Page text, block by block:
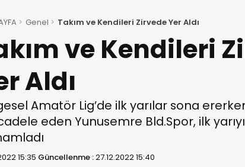
Genel Takım ve Kendileri Zirvede Yer Aldı
ve Kendileri
Aldı
Amatör Lig’de ilk yarılar sona
eden Yunusemre Bld.Spor, ilk
15:35 Güncellenme :27.12.2022 15:40